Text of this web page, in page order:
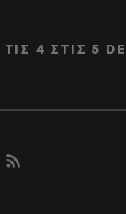
4 ΣΤΙΣ 5